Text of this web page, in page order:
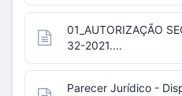
01_AUTORIZAÇÃO
32-2021....
Parecer Jurídico -